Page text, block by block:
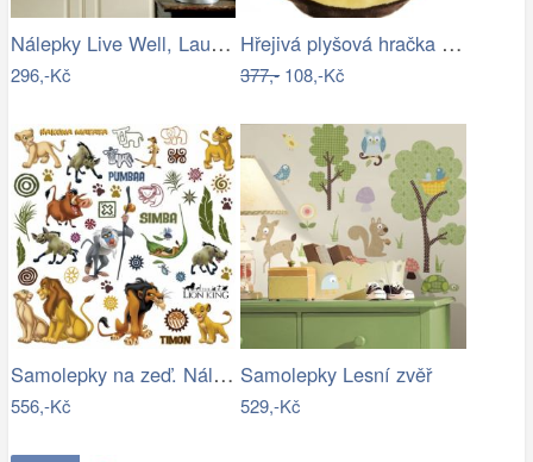
Nálepky Live Well, Laugh Often, Love…
296,-Kč
Hřejivá plyšová hračka ČMELDA pro…
377,-108,-Kč
Samolepky na zeď. Nálepky Lví král
556,-Kč
Samolepky Lesní zvěř
529,-Kč